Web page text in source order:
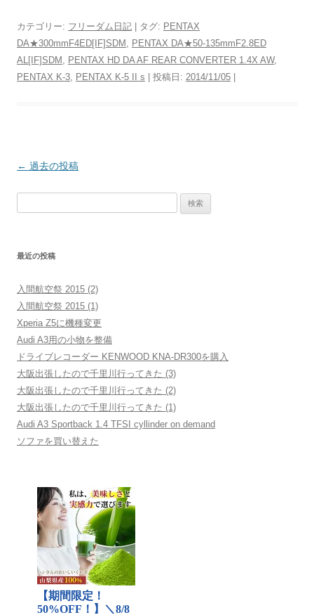
カテゴリー: フリーダム日記 | タグ: PENTAX
DA★300mmF4ED[IF]SDM , PENTAX DA★50-135mmF2.8ED
AL[IF]SDM , PENTAX HD DA AF REAR CONVERTER 1.4X AW,
PENTAX K-3, PENTAX K-5 II s | 投稿日: 2014/11/05
投
シ
ョ
ン
← 過去の投稿
最近の投稿
入間航空祭 2015 (2)
入間航空祭 2015 (1)
Xperia Z5に機種変更
Audi A3用の小物を整備
ドライブレコーダー KENWOOD KNA-DR300を購入
大阪出張したので千里川行ってきた (3)
大阪出張したので千里川行ってきた (2)
大阪出張したので千里川行ってきた (1)
Audi A3 Sportback 1.4 TFSI cyllinder on demand
ソファを買い替えた